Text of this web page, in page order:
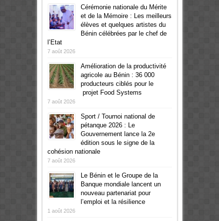
Cérémonie nationale du Mérite
et de la Mémoire : Les meilleurs
élèves et quelques artistes du
Bénin célébrées par le chef de
l’Etat
7 août 2026
Amélioration de la productivité
agricole au Bénin : 36 000
producteurs ciblés pour le
projet Food Systems
7 août 2026
Sport / Tournoi national de
pétanque 2026 : Le
Gouvernement lance la 2e
édition sous le signe de la
cohésion nationale
7 août 2026
Le Bénin et le Groupe de la
Banque mondiale lancent un
nouveau partenariat pour
l’emploi et la résilience
1 août 2026